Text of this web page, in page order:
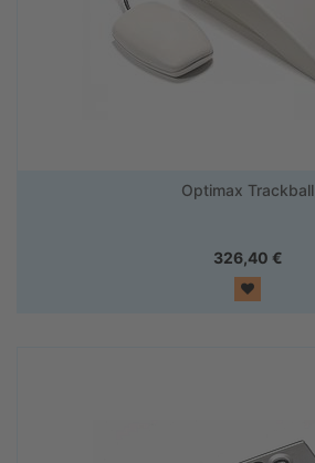
Optimax Trackball
326,40 €